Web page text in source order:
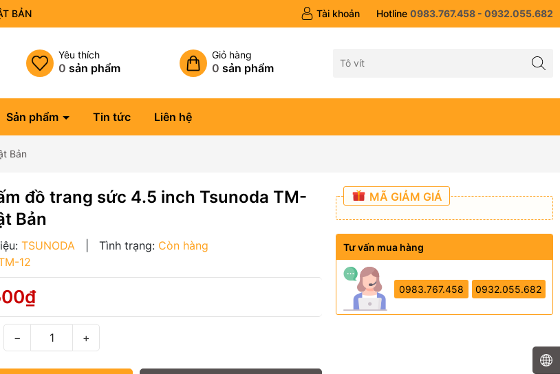
BẢN Tài khoản Hotline 0983.767.458 - 0932.055.682
Yêu thích
0 sản phẩm
Giỏ hàng
0 sản phẩm
Sản phẩm Tin tức Liên hệ
Bản
đồ trang sức 4.5 inch Tsunoda TM-
Bản
TSUNODA Tình trạng: Còn hàng
12
− +
MÃ GIẢM GIÁ
Tư vấn mua hàng
0983.767.458 0932.055.682